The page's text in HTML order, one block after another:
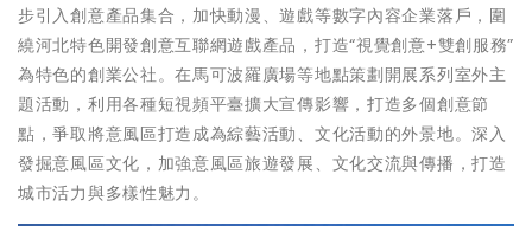
步引入創意產品集合，加快動漫、遊戲等數字內容企業落戶，圍
繞河北特色開發創意互聯網遊戲產品，打造“視覺創意+雙創服務”
為特色的創業公社。在馬可波羅廣場等地點策劃開展系列室外主
題活動，利用各種短視頻平臺擴大宣傳影響，打造多個創意節
點，爭取將意風區打造成為綜藝活動、文化活動的外景地。深入
發掘意風區文化，加強意風區旅遊發展、文化交流與傳播，打造
城市活力與多樣性魅力。